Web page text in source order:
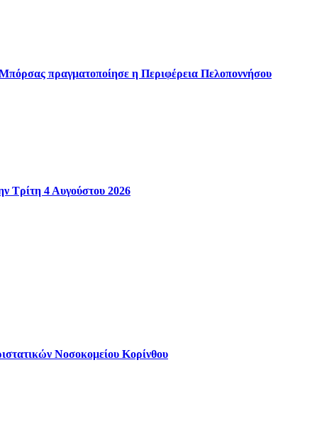
πραγματοποίησε η Περιφέρεια Πελοποννήσου
Τρίτη 4 Αυγούστου 2026
Νοσοκομείου Κορίνθου